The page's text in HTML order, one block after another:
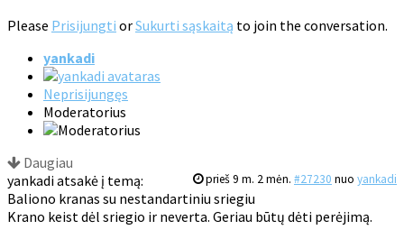
Please Prisijungti orSukurti sąskaitą to join the conversation.
yankadi
Neprisijungęs
Moderatorius
Daugiau
prieš 9 m. 2 mėn. #27230 nuo yankadi
yankadi atsakė į temą:
Baliono kranas su nestandartiniu sriegiu
Krano keist dėl sriegio ir neverta. Geriau būtų dėti perėjimą.